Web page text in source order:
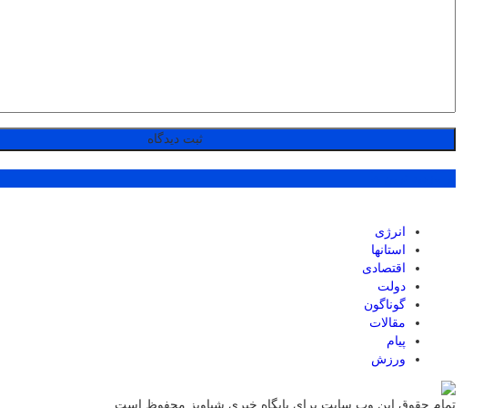
انرژی
استانها
اقتصادی
دولت
گوناگون
مقالات
پیام
ورزش
تمام حقوق این وب سایت برای پایگاه خبری شباویز محفوظ است.